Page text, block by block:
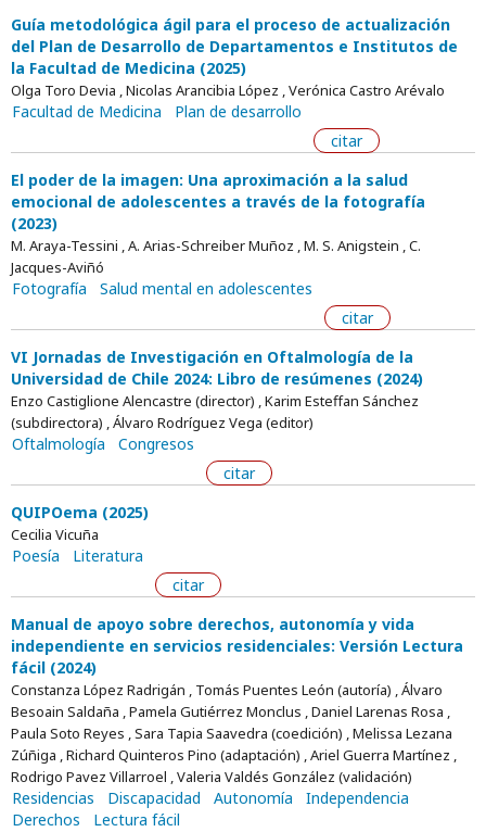
Guía metodológica ágil para el proceso de actualización
del Plan de Desarrollo de Departamentos e Institutos de
la Facultad de Medicina (2025)
Olga Toro Devia , Nicolas Arancibia López , Verónica Castro Arévalo
Facultad de Medicina
Plan de desarrollo
citar
El poder de la imagen: Una aproximación a la salud
emocional de adolescentes a través de la fotografía
(2023)
M. Araya-Tessini , A. Arias-Schreiber Muñoz , M. S. Anigstein , C.
Jacques-Aviñó
Fotografía
Salud mental en adolescentes
citar
VI Jornadas de Investigación en Oftalmología de la
Universidad de Chile 2024: Libro de resúmenes (2024)
Enzo Castiglione Alencastre (director) , Karim Esteffan Sánchez
(subdirectora) , Álvaro Rodríguez Vega (editor)
Oftalmología
Congresos
citar
QUIPOema (2025)
Cecilia Vicuña
Poesía
Literatura
citar
Manual de apoyo sobre derechos, autonomía y vida
independiente en servicios residenciales: Versión Lectura
fácil (2024)
Constanza López Radrigán , Tomás Puentes León (autoría) , Álvaro
Besoain Saldaña , Pamela Gutiérrez Monclus , Daniel Larenas Rosa ,
Paula Soto Reyes , Sara Tapia Saavedra (coedición) , Melissa Lezana
Zúñiga , Richard Quinteros Pino (adaptación) , Ariel Guerra Martínez ,
Rodrigo Pavez Villarroel , Valeria Valdés González (validación)
Residencias Discapacidad Autonomía
Independencia
Derechos
Lectura fácil